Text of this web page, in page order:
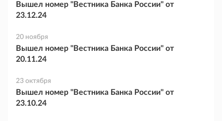
Вышел номер "Вестника Банка России" от
23.12.24
20 ноября
Вышел номер "Вестника Банка России" от
20.11.24
23 октября
Вышел номер "Вестника Банка России" от
23.10.24